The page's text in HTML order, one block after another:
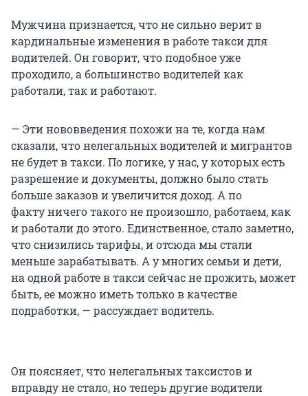
Мужчина признается, что не сильно верит в
кардинальные изменения в работе такси для
водителей. Он говорит, что подобное уже
проходило, а большинство водителей как
работали, так и работают.
— Эти нововведения похожи на те, когда нам
сказали, что нелегальных водителей и мигрантов
не будет в такси. По логике, у нас, у которых есть
разрешение и документы, должно было стать
больше заказов и увеличится доход. А по
факту ничего такого не произошло, работаем, как
и работали до этого. Единственное, стало заметно,
что снизились тарифы, и отсюда мы стали
меньше зарабатывать. А у многих семьи и дети,
на одной работе в такси сейчас не прожить, может
быть, ее можно иметь только в качестве
подработки, — рассуждает водитель.
Он поясняет, что нелегальных таксистов и
вправду не стало, но теперь другие водители